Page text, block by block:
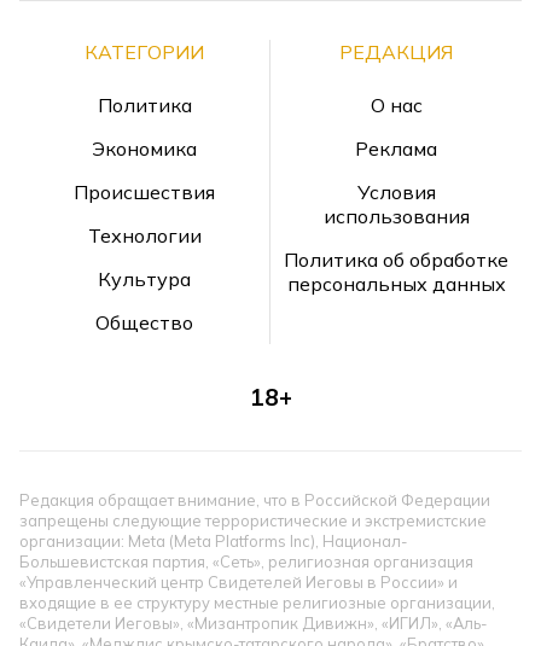
КАТЕГОРИИ
Политика
Экономика
Происшествия
Технологии
Культура
Общество
РЕДАКЦИЯ
О нас
Реклама
Условия
использования
Политика об обработке
персональных данных
18+
Редакция обращает внимание, что в Российской Федерации
запрещены следующие террористические и экстремистские
организации: Meta (Meta Platforms Inc), Национал-
Большевистская партия, «Сеть», религиозная организация
«Управленческий центр Свидетелей Иеговы в России» и
входящие в ее структуру местные религиозные организации,
«Свидетели Иеговы», «Мизантропик Дивижн», «ИГИЛ», «Аль-